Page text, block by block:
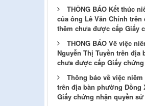
THÔNG BÁO Kết thúc
của ông Lê Văn Chính
thêm chưa được cấp Giấy
THÔNG BÁO Về việc
Nguyễn Thị Tuyền trên
chưa được cấp Giấy
Thông báo về việc
trên địa bàn phường Đồng
Giấy chứng nhận quyền